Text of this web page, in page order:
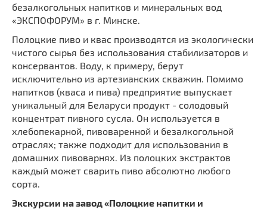
безалкогольных напитков и минеральных вод
«ЭКСПОФОРУМ» в г. Минске.
Полоцкие пиво и квас производятся из экологически
чистого сырья без использования стабилизаторов и
консервантов. Воду, к примеру, берут
исключительно из артезианских скважин. Помимо
напитков (кваса и пива) предприятие выпускает
уникальный для Беларуси продукт - солодовый
концентрат пивного сусла. Он используется в
хлебопекарной, пивоваренной и безалкогольной
отраслях; также подходит для использования в
домашних пивоварнях. Из полоцких экстрактов
каждый может сварить пиво абсолютно любого
сорта.
Экскурсии на завод «Полоцкие напитки и